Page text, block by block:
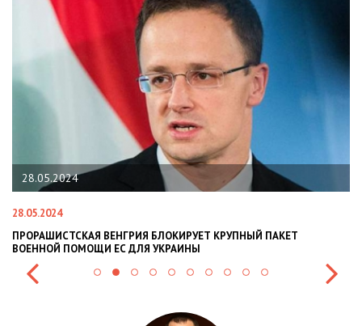
22.01.2024
22.01.2024
НАЦПОЛІЦІЯ ЛЯКАЄ ГРОМАДЯН ПОГІРШЕННЯМ
СИТУАЦІЇ В РАЗІ МОБІЛІЗАЦІЇ ПОЛІЦІЯНТІВ НА ВІЙНУ